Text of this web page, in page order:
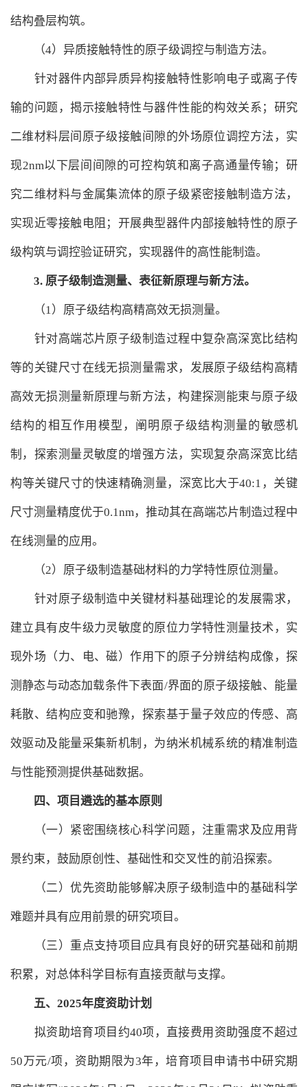
结构叠层构筑。
（4）异质接触特性的原子级调控与制造方法。
针对器件内部异质异构接触特性影响电子或离子传
输的问题，揭示接触特性与器件性能的构效关系；研究
二维材料层间原子级接触间隙的外场原位调控方法，实
现2nm以下层间间隙的可控构筑和离子高通量传输；研
究二维材料与金属集流体的原子级紧密接触制造方法，
实现近零接触电阻；开展典型器件内部接触特性的原子
级构筑与调控验证研究，实现器件的高性能制造。
3. 原子级制造测量、表征新原理与新方法。
（1）原子级结构高精高效无损测量。
针对高端芯片原子级制造过程中复杂高深宽比结构
等的关键尺寸在线无损测量需求，发展原子级结构高精
高效无损测量新原理与新方法，构建探测能束与原子级
结构的相互作用模型，阐明原子级结构测量的敏感机
制，探索测量灵敏度的增强方法，实现复杂高深宽比结
构等关键尺寸的快速精确测量，深宽比大于40:1，关键
尺寸测量精度优于0.1nm，推动其在高端芯片制造过程中
在线测量的应用。
（2）原子级制造基础材料的力学特性原位测量。
针对原子级制造中关键材料基础理论的发展需求，
建立具有皮牛级力灵敏度的原位力学特性测量技术，实
现外场（力、电、磁）作用下的原子分辨结构成像，探
测静态与动态加载条件下表面/界面的原子级接触、能量
耗散、结构应变和驰豫，探索基于量子效应的传感、高
效驱动及能量采集新机制，为纳米机械系统的精准制造
与性能预测提供基础数据。
四、项目遴选的基本原则
（一）紧密围绕核心科学问题，注重需求及应用背
景约束，鼓励原创性、基础性和交叉性的前沿探索。
（二）优先资助能够解决原子级制造中的基础科学
难题并具有应用前景的研究项目。
（三）重点支持项目应具有良好的研究基础和前期
积累，对总体科学目标有直接贡献与支撑。
五、2025年度资助计划
拟资助培育项目约40项，直接费用资助强度不超过
50万元/项，资助期限为3年，培育项目申请书中研究期